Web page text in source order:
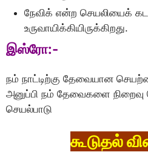
நேவிக் என்ற செயலியைக்
உருவாயிக்கியிருக்கிறது.
இஸ்ரோ:-
நம் நாட்டிற்கு தேவையான
அனுப்பி நம் தேவைகளை
செயல்பாடு
கூடுதல்